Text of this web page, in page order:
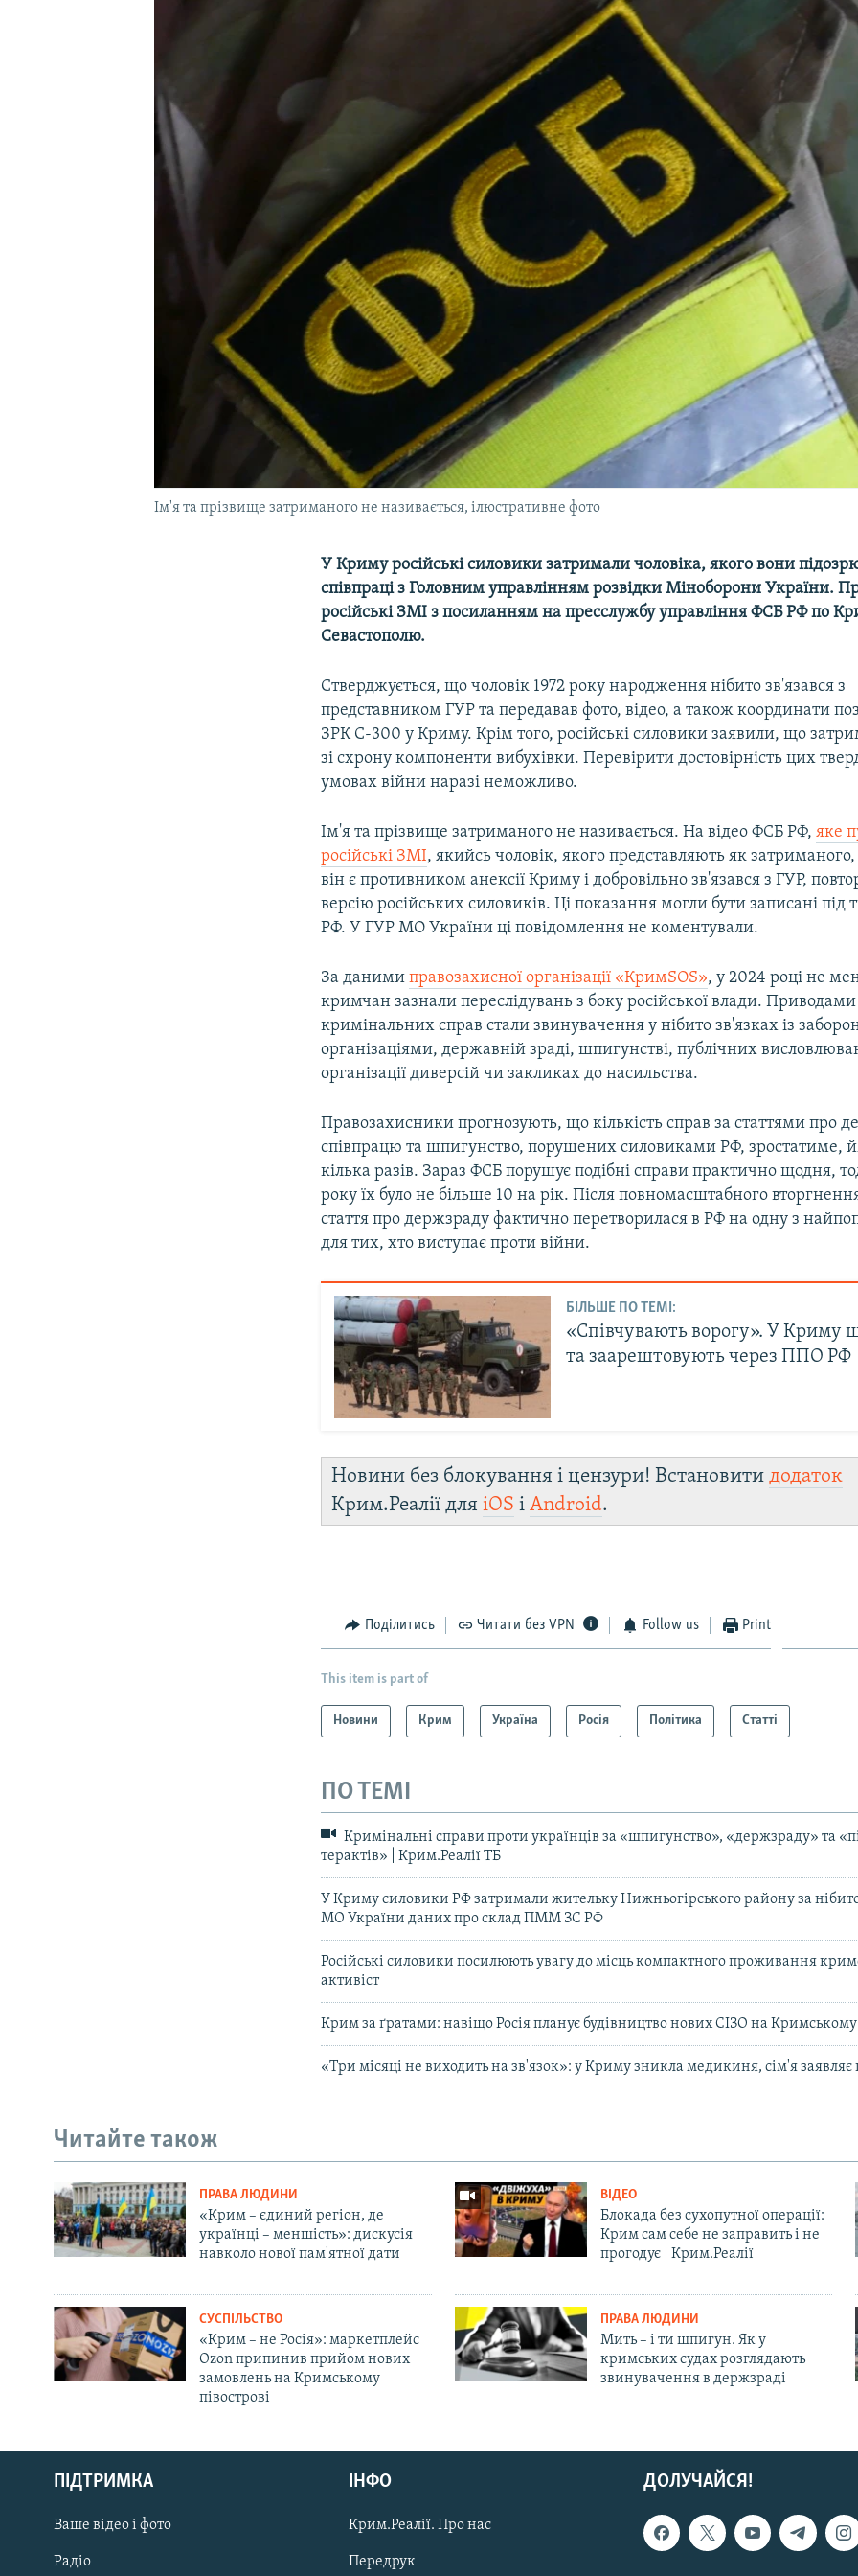
Русский
Qırımtatar
ДОЛУЧАЙСЯ!
Ім'я та прізвище затриманого не називається, ілюстративне фото
У Криму російські силовики затримали чоловіка, якого вони
співпраці з Головним управлінням розвідки Міноборони України.
російські ЗМІ з посиланням на пресслужбу управління ФСБ РФ по
Севастополю.
Стверджується, що чоловік 1972 року народження нібито зв'язався з
представником ГУР та передавав фото, відео, а також координати
ЗРК С-300 у Криму. Крім того, російські силовики заявили, що
зі схрону компоненти вибухівки. Перевірити достовірність цих
умовах війни наразі неможливо.
Ім'я та прізвище затриманого не називається. На відео ФСБ РФ,яке
російські ЗМІ, якийсь чоловік, якого представляють як
він є противником анексії Криму і добровільно зв'язався з ГУР,
версію російських силовиків. Ці показання могли бути записані
РФ. У ГУР МО України ці повідомлення не коментували.
За данимиправозахисної організації «КримSOS», у 2024 році не
кримчан зазнали переслідувань з боку російської влади.
кримінальних справ стали звинувачення у нібито зв'язках із
організаціями, державній зраді, шпигунстві, публічних
організації диверсій чи закликах до насильства.
Правозахисники прогнозують, що кількість справ за статтями про
співпрацю та шпигунство, порушених силовиками РФ, зростатиме,
кілька разів. Зараз ФСБ порушує подібні справи практично щодня,
року їх було не більше 10 на рік. Після повномасштабного
стаття про держзраду фактично перетворилася в РФ на одну з
для тих, хто виступає проти війни.
БІЛЬШЕ ПО ТЕМІ:
«Співчувають ворогу». У Криму
та заарештовують через ППО РФ
Новини без блокування і цензури! Встановитидодаток
Крим.Реалії дляiOS іAndroid.
Поділитись Читати без VPN Follow us Print
This item is part of
Новини Крим Україна Росія Політика Статті
ПО ТЕМІ
Кримінальні справи проти українців за «шпигунство», «держзраду» та
терактів» | Крим.Реалії ТБ
У Криму силовики РФ затримали жительку Нижньогірського району за
МО України даних про склад ПММ ЗС РФ
Російські силовики посилюють увагу до місць компактного проживання
активіст
Крим за ґратами: навіщо Росія планує будівництво нових СІЗО на Кримському
«Три місяці не виходить на зв'язок»: у Криму зникла медикиня, сім'я заявляє
Читайте також
ПРАВА ЛЮДИНИ
«Крим – єдиний регіон, де
українці – меншість»: дискусія
навколо нової пам'ятної дати
ВІДЕО
Блокада без сухопутної операції:
Крим сам себе не заправить і не
прогодує | Крим.Реалії
СУСПІЛЬСТВО
«Крим – не Росія»: маркетплейс
Ozon припинив прийом нових
замовлень на Кримському
півострові
ПРАВА ЛЮДИНИ
Мить – і ти шпигун. Як у
кримських судах розглядають
звинувачення в держзраді
ДОЛУЧАЙСЯ!
ПІДТРИМКА
Ваше відео і фото
Радіо
ІНФО
Крим.Реалії. Про нас
Передрук